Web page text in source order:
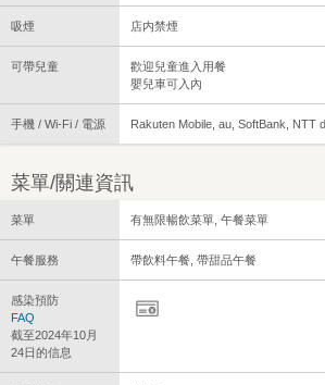
吸煙 店内禁煙
可帶兒童
歡迎兒童進入用餐
嬰兒車可入內
手機 / Wi-Fi / 電源 Rakuten Mobile, au, SoftBank, NTT
菜單/關連資訊
菜單 有無限暢飲菜單, 午餐菜單
午餐服務 帶飲料午餐, 帶甜品午餐
感染預防
FAQ
截至2024年10月
24日的信息